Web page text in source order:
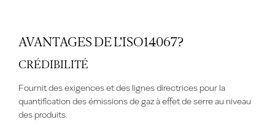
AVANTAGES DE L'ISO14067?
CRÉDIBILITÉ
Fournit des exigences et des lignes directrices pour la
quantification des émissions de gaz à effet de serre au niveau
des produits.